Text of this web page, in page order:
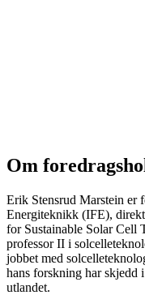
Om
Erik Stensrud Marstein er
Energiteknikk (IFE),
for Sustainable Solar
professor II i
jobbet med
hans forskning har skjedd
utlandet.